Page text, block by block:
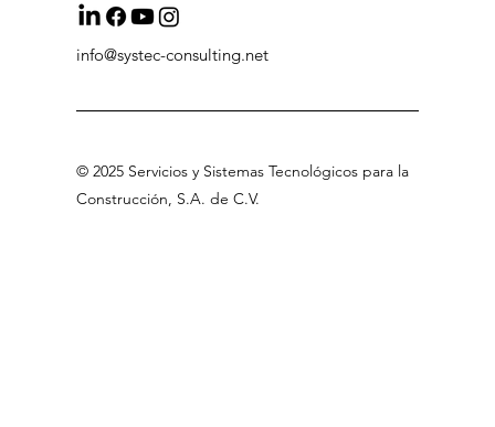
info@systec-consulting.net
© 2025 Servicios y Sistemas Tecnológicos para la
Construcción, S.A. de C.V.